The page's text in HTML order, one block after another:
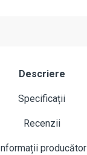
Descriere
Specificații
Recenzii
Informații producător